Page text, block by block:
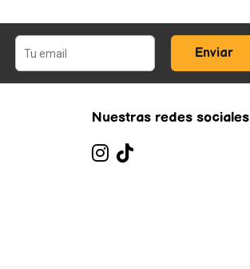
Enviar
Nuestras redes sociales